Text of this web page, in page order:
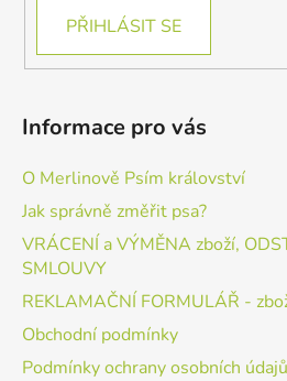
PŘIHLÁSIT SE
Informace pro vás
O Merlinově Psím království
Jak správně změřit psa?
VRÁCENÍ a VÝMĚNA zboží,
SMLOUVY
REKLAMAČNÍ FORMULÁŘ -
Obchodní podmínky
Podmínky ochrany osobních údajů